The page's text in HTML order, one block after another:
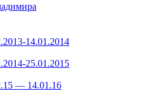
14.01.2014
25.01.2015
— 14.01.16